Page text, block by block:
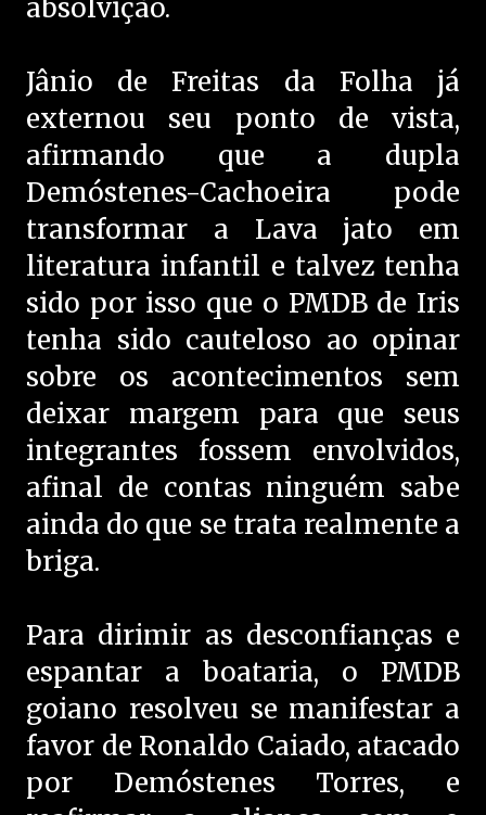
absolvição.
Jânio de Freitas da Folha já
externou seu ponto de vista,
afirmando que a dupla
Demóstenes-Cachoeira pode
transformar a Lava jato em
literatura infantil e talvez tenha
sido por isso que o PMDB de Iris
tenha sido cauteloso ao opinar
sobre os acontecimentos sem
deixar margem para que seus
integrantes fossem envolvidos,
afinal de contas ninguém sabe
ainda do que se trata realmente a
briga.
Para dirimir as desconfianças e
espantar a boataria, o PMDB
goiano resolveu se manifestar a
favor de Ronaldo Caiado, atacado
por Demóstenes Torres, e